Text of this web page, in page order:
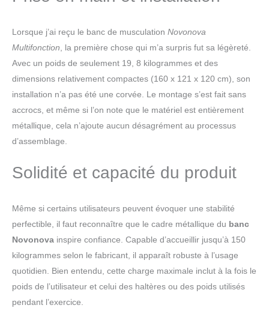
l'utilisateur : environ 150KG. Structure en acier
solide et le support à double tube du dossier lui
confèrent des performances stables et une
banc de musculation complet et une expérience
de fitness professionnelles.
【Réglable&Pliable】 Notre banc de
musculation comporte plusieurs positions
dossier et du siège pour divers exercices, des
entraînements avec haltères assis et plus
forme physique. Ajustez le banc à l'intensité de
votre entraînement et suivez vos progrès au fil
du temps.
【Compact】Conception peu
encombrant : Ce banc de musculation est idéal
pour multi-occasion tels que les salles de sport
avec un espace limité, petit
appartement/salon/chambre,ect. Car il est
pliable et peut être facilement rangé lorsqu'il
Lorsque j’ai reçu le banc de musculation Novonova
Multifonction , la première chose qui m’a surpris fut sa légèreté.
Avec un poids de seulement 19, 8 kilogrammes et des
dimensions relativement compactes (160 x 121 x 120 cm), son
installation n’a pas été une corvée. Le montage s’est fait sans
accrocs, et même si l’on note que le matériel est entièrement
métallique, cela n’ajoute aucun désagrément au processus
d’assemblage.
Solidité et capacité du produit
Même si certains utilisateurs peuvent évoquer une stabilité
perfectible, il faut reconnaître que le cadre métallique du banc
Novonova inspire confiance. Capable d’accueillir jusqu’à 150
kilogrammes selon le fabricant, il apparaît robuste à l’usage
quotidien. Bien entendu, cette charge maximale inclut à la fois le
poids de l’utilisateur et celui des haltères ou des poids utilisés
pendant l’exercice.